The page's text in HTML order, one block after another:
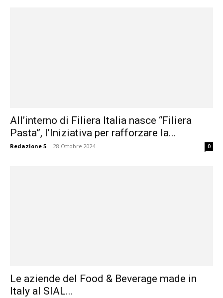
All’interno di Filiera Italia nasce “Filiera
Pasta”, l’Iniziativa per rafforzare la...
Redazione 5 - 28 Ottobre 2024 0
Le aziende del Food & Beverage made in
Italy al SIAL...